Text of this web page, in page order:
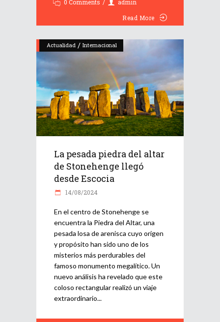
0 Comments
admin
Read More
Actualidad / Internacional
La pesada piedra del altar
de Stonehenge llegó
desde Escocia
14/08/2024
En el centro de Stonehenge se
encuentra la Piedra del Altar, una
pesada losa de arenisca cuyo origen
y propósito han sido uno de los
misterios más perdurables del
famoso monumento megalítico. Un
nuevo análisis ha revelado que este
coloso rectangular realizó un viaje
extraordinario